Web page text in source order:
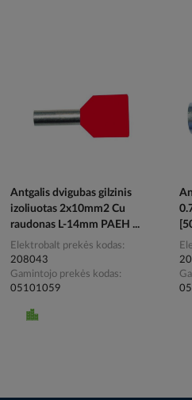
Antgalis dvigubas gilzinis
izoliuotas 2x10mm2 Cu
raudonas L-14mm PAEH ...
Elektrobalt prekės kodas
208043
Gamintojo prekės kodas
05101059